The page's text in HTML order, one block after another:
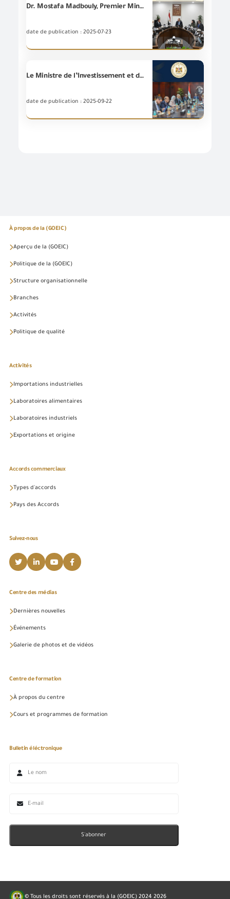
Dr. Mostafa Madbouly, Premier Ministre, a tenu une réunion aujourd’hui au siège du gouvernement à la ville de "Nouveau Alamein" avec les agents d’un certain nombre de marques internationales pour les encourager à investir en Égypte
date de publication : 2025-07-23
Le Ministre de l’Investissement et du Commerce extérieur tient une rencontre avec les dirigeants du Forum économique et de la Fédération mondiales pour la facilitater le mouvement du commerce afin d’examiner le renforcement de la compétitivité du commerce.
date de publication : 2025-09-22
À propos de la (GOEIC)
Aperçu de la (GOEIC)
Politique de la (GOEIC)
Structure organisationnelle
Branches
Activités
Politique de qualité
Activités
Importations industrielles
Laboratoires alimentaires
Laboratoires industriels
Exportations et origine
Accords commerciaux
Types d'accords
Pays des Accords
Suivez-nous
Centre des médias
Dernières nouvelles
Événements
Galerie de photos et de vidéos
Centre de formation
À propos du centre
Cours et programmes de formation
Bulletin éléctronique
S'abonner
© Tous les droits sont réservés à la (GOEIC) 2024 2026